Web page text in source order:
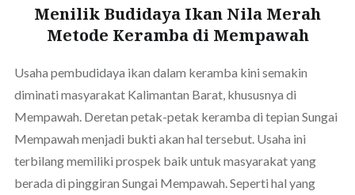
Menilik Budidaya Ikan Nila Merah
Metode Keramba di Mempawah
Usaha pembudidaya ikan dalam keramba kini semakin
diminati masyarakat Kalimantan Barat, khususnya di
Mempawah. Deretan petak-petak keramba di tepian Sungai
Mempawah menjadi bukti akan hal tersebut. Usaha ini
terbilang memiliki prospek baik untuk masyarakat yang
berada di pinggiran Sungai Mempawah. Seperti hal yang